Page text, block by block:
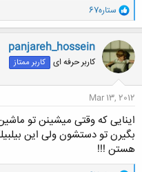
و
ا
ک
ن
ش
ه
ا
ستاره67
panjareh_hossein
کاربر حرفه ای کاربر ممتاز
Mar 13, 2012
بگیرن تو دستشون ولی این
هستن !!!